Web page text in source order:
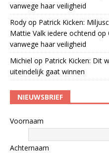
vanwege haar veiligheid
Rody op Patrick Kicken:
Mattie Valk iedere ochtend
vanwege haar veiligheid
Michiel op Patrick Kicken: Dit
uiteindelijk gaat winnen
NIEUWSBRIEF
Voornaam
Achternaam